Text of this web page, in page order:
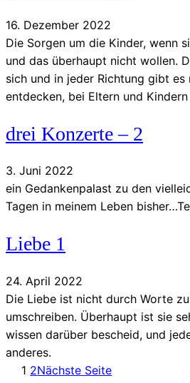
16. Dezember 2022
Die Sorgen um die Kinder, wenn
und das überhaupt nicht wollen.
sich und in jeder Richtung gibt es
entdecken, bei Eltern und Kindern
drei Konzerte – 2
3. Juni 2022
ein Gedankenpalast zu den
Tagen in meinem Leben
Liebe 1
24. April 2022
Die Liebe ist nicht durch Worte
umschreiben. Überhaupt ist sie
wissen darüber bescheid, und
anderes.
1 2Nächste Seite